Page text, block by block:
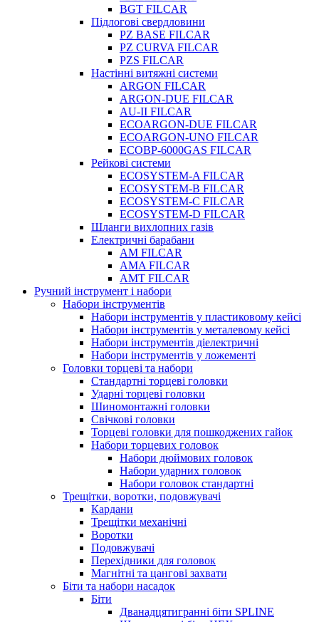
BGT FILCAR
Підлогові свердловини
PZ BASE FILCAR
PZ CURVA FILCAR
PZS FILCAR
Настінні витяжні системи
ARGON FILCAR
ARGON-DUE FILCAR
AU-II FILCAR
ECOARGON-DUE FILCAR
ECOARGON-UNO FILCAR
ECOBP-6000GAS FILCAR
Рейкові системи
ECOSYSTEM-A FILCAR
ECOSYSTEM-B FILCAR
ECOSYSTEM-C FILCAR
ECOSYSTEM-D FILCAR
Шланги вихлопних газів
Електричні барабани
AM FILCAR
AMA FILCAR
AMT FILCAR
Ручний інструмент і набори
Набори інструментів
Набори інструментів у пластиковому кейсі
Набори інструментів у металевому кейсі
Набори інструментів діелектричні
Набори інструментів у ложементі
Головки торцеві та набори
Стандартні торцеві головки
Ударні торцеві головки
Шиномонтажні головки
Свічкові головки
Торцеві головки для пошкоджених гайок
Набори торцевих головок
Набори дюймових головок
Набори ударних головок
Набори головок стандартні
Трещітки, воротки, подовжувачі
Кардани
Трещітки механічні
Воротки
Подовжувачі
Перехідники для головок
Магнітні та цангові захвати
Біти та набори насадок
Біти
Дванадцятигранні біти SPLINE